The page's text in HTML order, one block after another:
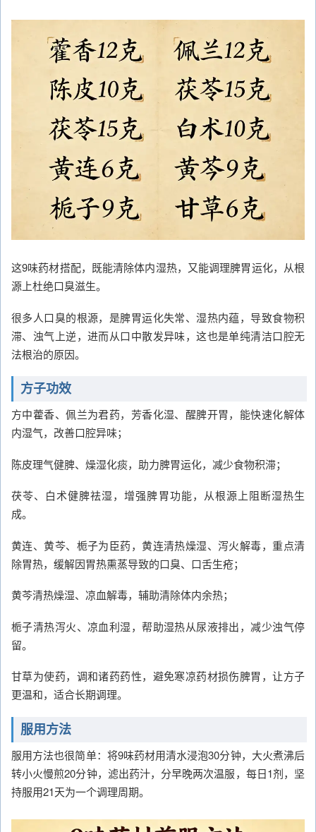
这9味药材搭配，既能清除体内湿热，又能调理脾胃运化，从根
源上杜绝口臭滋生。
很多人口臭的根源，是脾胃运化失常、湿热内蕴，导致食物积
滞、浊气上逆，进而从口中散发异味，这也是单纯清洁口腔无
法根治的原因。
方子功效
方中藿香、佩兰为君药，芳香化湿、醒脾开胃，能快速化解体
内湿气，改善口腔异味；
陈皮理气健脾、燥湿化痰，助力脾胃运化，减少食物积滞；
茯苓、白术健脾祛湿，增强脾胃功能，从根源上阻断湿热生
成。
黄连、黄芩、栀子为臣药，黄连清热燥湿、泻火解毒，重点清
除胃热，缓解因胃热熏蒸导致的口臭、口舌生疮；
黄芩清热燥湿、凉血解毒，辅助清除体内余热；
栀子清热泻火、凉血利湿，帮助湿热从尿液排出，减少浊气停
留。
甘草为使药，调和诸药药性，避免寒凉药材损伤脾胃，让方子
更温和，适合长期调理。
服用方法
服用方法也很简单：将9味药材用清水浸泡30分钟，大火煮沸后
转小火慢煎20分钟，滤出药汁，分早晚两次温服，每日1剂，坚
持服用21天为一个调理周期。